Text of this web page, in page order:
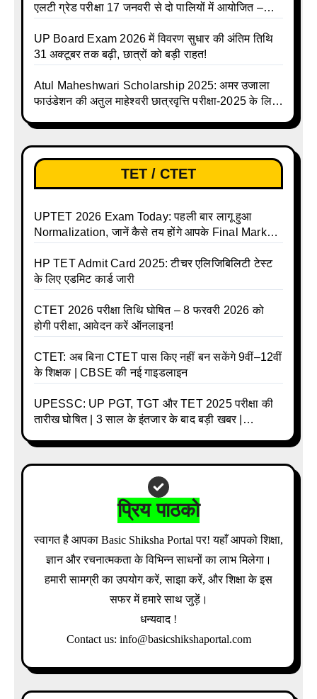
एलटी ग्रेड परीक्षा 17 जनवरी से दो पालियों में आयोजित –
UP Board Exam 2026 में विवरण सुधार की अंतिम तिथि
31 अक्टूबर तक बढ़ी, छात्रों को बड़ी राहत!
Atul Maheshwari Scholarship 2025: अमर उजाला
फाउंडेशन की अतुल माहेश्वरी छात्रवृत्ति परीक्षा-2025 के लिए
TET / CTET
UPTET 2026 Exam Today: पहली बार लागू हुआ
Normalization, जानें कैसे तय होंगे आपके Final Marks
HP TET Admit Card 2025: टीचर एलिजिबिलिटी टेस्ट
के लिए एडमिट कार्ड जारी
CTET 2026 परीक्षा तिथि घोषित – 8 फरवरी 2026 को
होगी परीक्षा, आवेदन करें ऑनलाइन!
CTET: अब बिना CTET पास किए नहीं बन सकेंगे 9वीं–12वीं
के शिक्षक | CBSE की नई गाइडलाइन
UPESSC: UP PGT, TGT और TET 2025 परीक्षा की
तारीख घोषित | 3 साल के इंतजार के बाद बड़ी खबर |
प्रिय पाठको
स्वागत है आपका Basic Shiksha Portal पर! यहाँ आपको शिक्षा,
ज्ञान और रचनात्मकता के विभिन्न साधनों का लाभ मिलेगा।
हमारी सामग्री का उपयोग करें, साझा करें, और शिक्षा के इस
सफर में हमारे साथ जुड़ें।
धन्यवाद !
Contact us: info@basicshikshaportal.com